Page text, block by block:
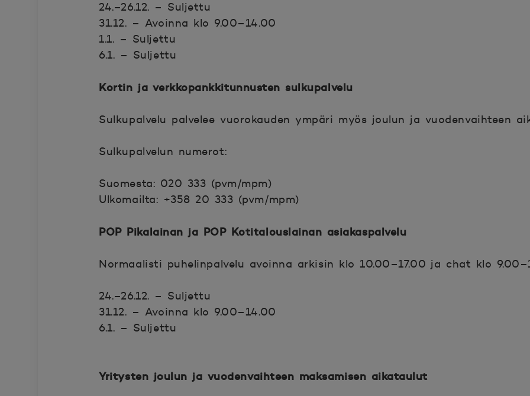
24.–26.12. – Suljettu
31.12. – Avoinna klo 9.00–14.00
1.1. – Suljettu
6.1. – Suljettu
Kortin ja verkkopankkitunnusten sulkupalvelu
Sulkupalvelu palvelee vuorokauden ympäri myös joulun ja vuodenvaihteen
Sulkupalvelun numerot:
Suomesta: 020 333 (pvm/mpm)
Ulkomailta: +358 20 333 (pvm/mpm)
POP Pikalainan ja POP Kotitalouslainan asiakaspalvelu
Normaalisti puhelinpalvelu avoinna arkisin klo 10.00–17.00 ja chat klo
24.–26.12. – Suljettu
31.12. – Avoinna klo 9.00–14.00
6.1. – Suljettu
Yritysten joulun ja vuodenvaihteen maksamisen aikataulut